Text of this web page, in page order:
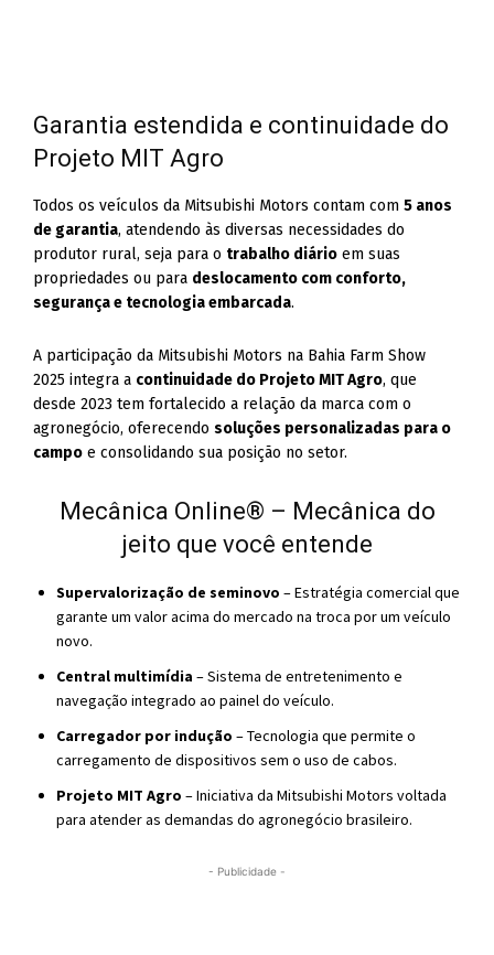
Garantia estendida e continuidade do
Projeto MIT Agro
Todos os veículos da Mitsubishi Motors contam com5 anos
de garantia, atendendo às diversas necessidades do
produtor rural, seja para o trabalho diário em suas
propriedades ou para deslocamento com conforto,
segurança e tecnologia embarcada.
A participação da Mitsubishi Motors na Bahia Farm Show
2025 integra a continuidade do Projeto MIT Agro, que
desde 2023 tem fortalecido a relação da marca com o
agronegócio, oferecendosoluções personalizadas para o
campo e consolidando sua posição no setor.
Mecânica Online® – Mecânica do
jeito que você entende
Supervalorização de seminovo – Estratégia comercial que
garante um valor acima do mercado na troca por um veículo
novo.
Central multimídia – Sistema de entretenimento e
navegação integrado ao painel do veículo.
Carregador por indução – Tecnologia que permite o
carregamento de dispositivos sem o uso de cabos.
Projeto MIT Agro – Iniciativa da Mitsubishi Motors voltada
para atender as demandas do agronegócio brasileiro.
- Publicidade -